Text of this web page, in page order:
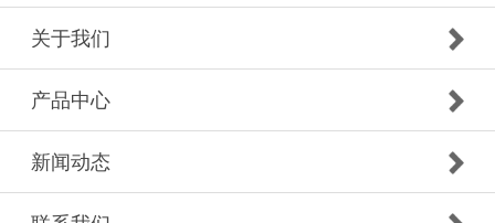
关于我们
产品中心
新闻动态